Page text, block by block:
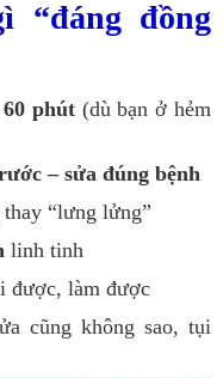
“đáng đồng
phút(dù bạn ở hẻm
– sửa đúng bệnh
“lưng lửng”
linh tinh
được, làm được
cũng không sao, tụi